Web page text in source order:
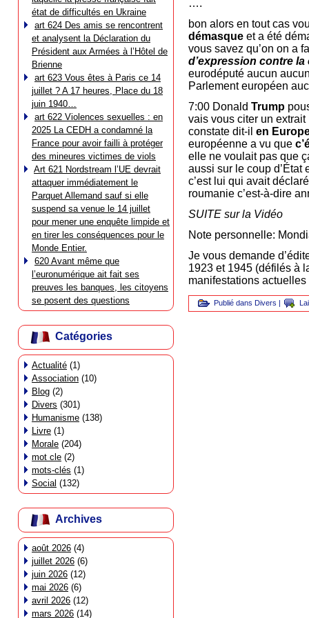
état de difficultés en Ukraine
art 624 Des amis se rencontrent
et analysent la Déclaration du
Président aux Armées à l’Hôtel de
Brienne
art 623 Vous êtes à Paris ce 14
juillet ? A 17 heures, Place du 18
juin 1940…
art 622 Violences sexuelles : en
2025 La CEDH a condamné la
France pour avoir failli à protéger
des mineures victimes de viols
Art 621 Nordstream l’UE devrait
attaquer immédiatement le
Parquet Allemand sauf si elle
suspend sa venue le 14 juillet
pour mener une enquête limpide et
en tirer les conséquences pour le
Monde Entier.
620 Avant même que
l’euronumérique ait fait ses
preuves les banques, les citoyens
se posent des questions
Catégories
Actualité (1)
Association (10)
Blog (2)
Divers (301)
Humanisme (138)
Livre (1)
Morale (204)
mot cle (2)
mots-clés (1)
Social (132)
Archives
août 2026 (4)
juillet 2026 (6)
juin 2026 (12)
mai 2026 (6)
avril 2026 (12)
mars 2026 (14)
….
bon alors en tout cas
démasque et a été
vous savez qu’on on a
d’expression contre la
eurodéputé aucun
Parlement européen
7:00 Donald Trump
vais vous citer un
constate dit-il en
européenne a vu que
elle ne voulait pas que
aussi sur le coup
c’est lui qui avait
roumanie c’est-à-dire
SUITE sur la Vidéo
Note personnelle:
Je vous demande
1923 et 1945 (défilés à
manifestations
Publié dans Divers |